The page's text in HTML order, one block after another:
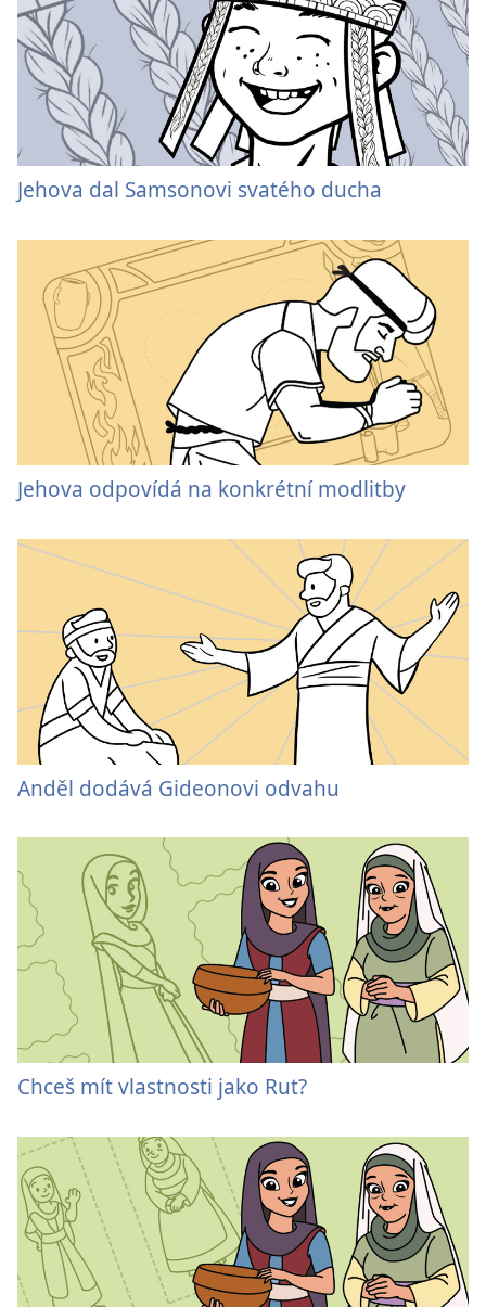
Jehova dal Samsonovi svatého ducha
Jehova odpovídá na konkrétní modlitby
Anděl dodává Gideonovi odvahu
Chceš mít vlastnosti jako Rut?